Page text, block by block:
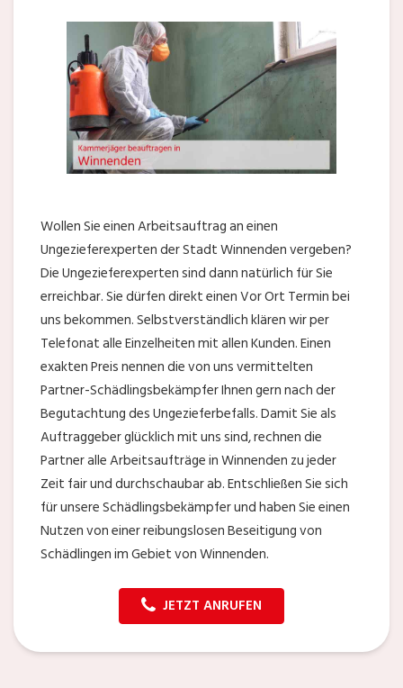
Wollen Sie einen Arbeitsauftrag an einen
Ungezieferexperten der Stadt Winnenden vergeben?
Die Ungezieferexperten sind dann natürlich für Sie
erreichbar. Sie dürfen direkt einen Vor Ort Termin bei
uns bekommen. Selbstverständlich klären wir per
Telefonat alle Einzelheiten mit allen Kunden. Einen
exakten Preis nennen die von uns vermittelten
Partner-Schädlingsbekämpfer Ihnen gern nach der
Begutachtung des Ungezieferbefalls. Damit Sie als
Auftraggeber glücklich mit uns sind, rechnen die
Partner alle Arbeitsaufträge in Winnenden zu jeder
Zeit fair und durchschaubar ab. Entschließen Sie sich
für unsere Schädlingsbekämpfer und haben Sie einen
Nutzen von einer reibungslosen Beseitigung von
Schädlingen im Gebiet von Winnenden.
JETZT ANRUFEN